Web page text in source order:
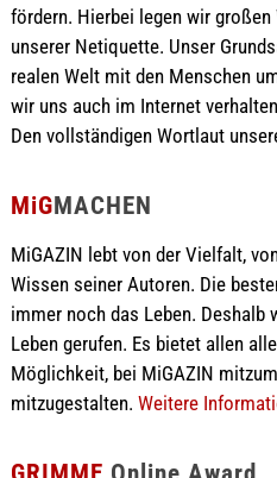
fördern. Hierbei legen wir großen
unserer Netiquette. Unser
realen Welt mit den Menschen
wir uns auch im Internet
Den vollständigen Wortlaut
MiGMACHEN
MiGAZIN lebt von der Vielfalt,
Wissen seiner Autoren. Die
immer noch das Leben. Deshalb
Leben gerufen. Es bietet allen
Möglichkeit, bei MiGAZIN
mitzugestalten. Weitere